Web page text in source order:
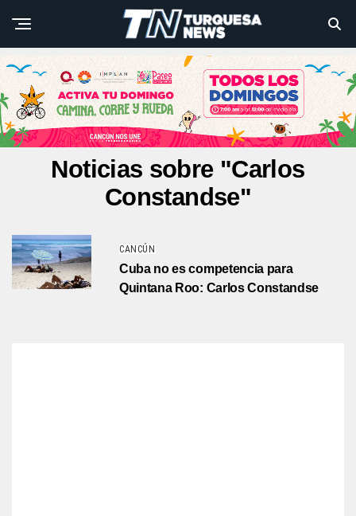
Noticias sobre "Carlos
Constandse"
CANCÚN
Cuba no es competencia para
Quintana Roo: Carlos Constandse